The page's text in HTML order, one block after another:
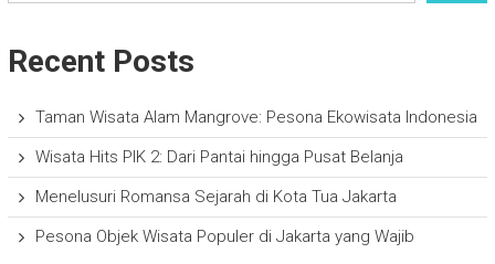
Recent Posts
Taman Wisata Alam Mangrove: Pesona Ekowisata Indonesia
Wisata Hits PIK 2: Dari Pantai hingga Pusat Belanja
Menelusuri Romansa Sejarah di Kota Tua Jakarta
Pesona Objek Wisata Populer di Jakarta yang Wajib